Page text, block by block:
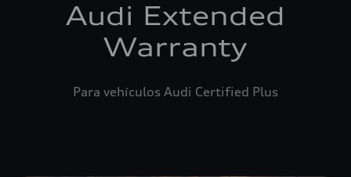
Audi Extended
Warranty
Para vehículos Audi Certified Plus